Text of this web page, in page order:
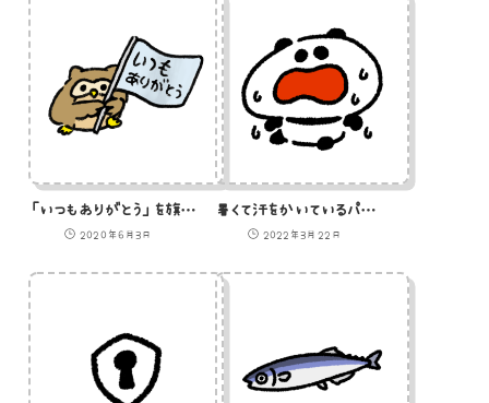
「いつもありがとう」を旗をふって伝えるフクロウのイラスト
2020年6月3日
暑くて汗をかいているパンダのイラスト
2022年3月22日